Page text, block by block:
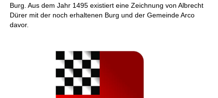
Burg. Aus dem Jahr 1495 existiert eine Zeichnung von Albrecht
Dürer mit der noch erhaltenen Burg und der Gemeinde Arco
davor.